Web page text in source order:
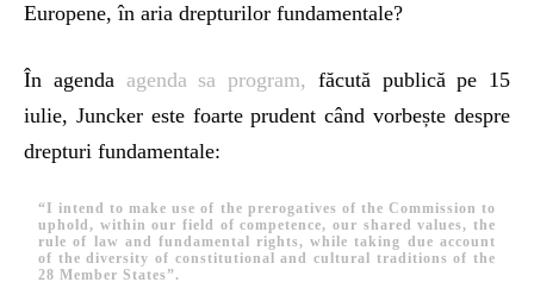
Europene, în aria drepturilor fundamentale?
În agenda agenda sa program, făcută publică pe 15
iulie, Juncker este foarte prudent când vorbește despre
drepturi fundamentale:
“I intend to make use of the prerogatives of the Commission to
uphold, within our field of competence, our shared values, the
rule of law and fundamental rights, while taking due account
of the diversity of constitutional and cultural traditions of the
28 Member States”.